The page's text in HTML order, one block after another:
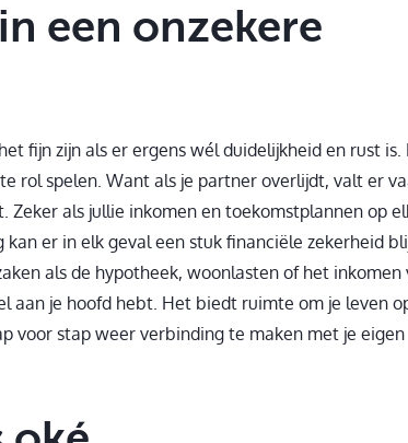
een onzekere
fijn zijn als er ergens wél duidelijkheid en rust is.
rol spelen. Want als je partner overlijdt, valt er
als jullie inkomen en toekomstplannen op
er in elk geval een stuk financiële zekerheid
als de hypotheek, woonlasten of het inkomen
aan je hoofd hebt. Het biedt ruimte om je leven
voor stap weer verbinding te maken met je eigen